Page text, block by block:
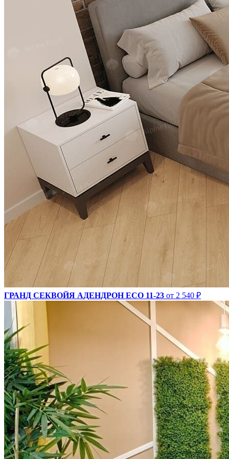
ГРАНД СЕКВОЙЯ АДЕНДРОН ECO 11-23 от 2 540 ₽